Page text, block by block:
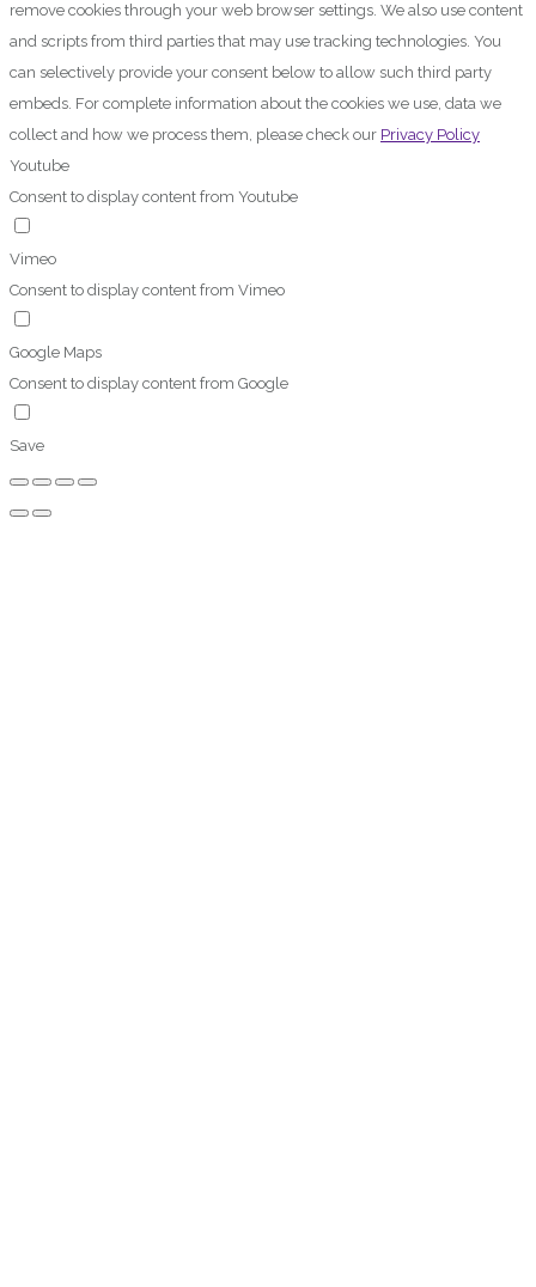
remove cookies through your web browser settings. We also use content
and scripts from third parties that may use tracking technologies. You
can selectively provide your consent below to allow such third party
embeds. For complete information about the cookies we use, data we
collect and how we process them, please check our Privacy Policy
Youtube
Consent to display content from Youtube
Vimeo
Consent to display content from Vimeo
Google Maps
Consent to display content from Google
Save